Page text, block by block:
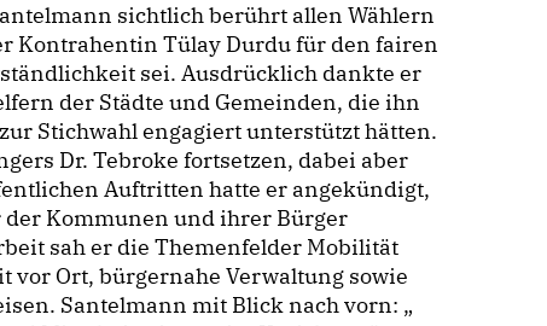
sichtlich berührt allen Wählern
Kontrahentin Tülay Durdu für den fairen
sei. Ausdrücklich dankte er
der Städte und Gemeinden, die ihn
Stichwahl engagiert unterstützt hätten.
Dr. Tebroke fortsetzen, dabei aber
Auftritten hatte er angekündigt,
Kommunen und ihrer Bürger
sah er die Themenfelder Mobilität
Ort, bürgernahe Verwaltung sowie
Santelmann mit Blick nach vorn: